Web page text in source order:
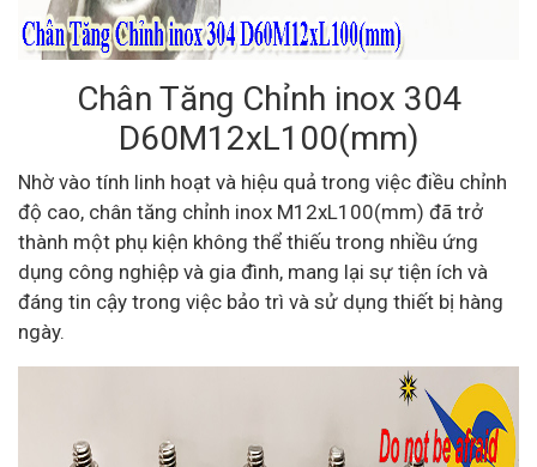
Chân Tăng Chỉnh inox 304
D60M12xL100(mm)
Nhờ vào tính linh hoạt và hiệu quả trong việc điều chỉnh
độ cao, chân tăng chỉnh inox M12xL100(mm) đã trở
thành một phụ kiện không thể thiếu trong nhiều ứng
dụng công nghiệp và gia đình, mang lại sự tiện ích và
đáng tin cậy trong việc bảo trì và sử dụng thiết bị hàng
ngày.